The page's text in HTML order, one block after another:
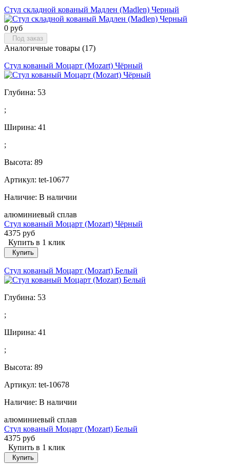
Стул складной кованый Мадлен (Madlen) Черный
0 руб
Под заказ
Аналогичные товары (17)
Стул кованый Моцарт (Mozart) Чёрный
Глубина: 53
;
Ширина: 41
;
Высота: 89
Артикул: tet-10677
Наличие: В наличии
алюминиевый сплав
Стул кованый Моцарт (Mozart) Чёрный
4375 руб
Купить в 1 клик
Купить
Стул кованый Моцарт (Mozart) Белый
Глубина: 53
;
Ширина: 41
;
Высота: 89
Артикул: tet-10678
Наличие: В наличии
алюминиевый сплав
Стул кованый Моцарт (Mozart) Белый
4375 руб
Купить в 1 клик
Купить